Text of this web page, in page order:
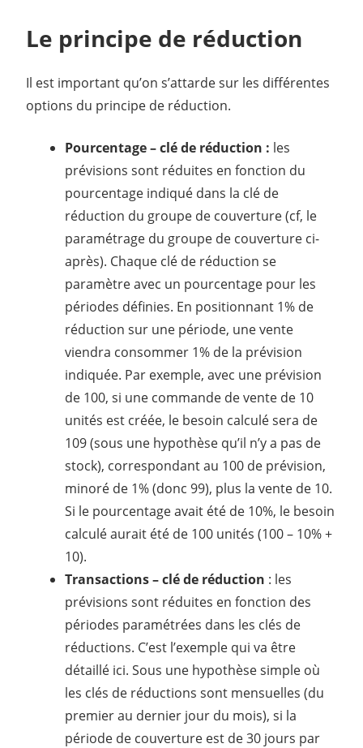
Le principe de réduction
Il est important qu’on s’attarde sur les différentes
options du principe de réduction.
Pourcentage – clé de réduction : les
prévisions sont réduites en fonction du
pourcentage indiqué dans la clé de
réduction du groupe de couverture (cf, le
paramétrage du groupe de couverture ci-
après). Chaque clé de réduction se
paramètre avec un pourcentage pour les
périodes définies. En positionnant 1% de
réduction sur une période, une vente
viendra consommer 1% de la prévision
indiquée. Par exemple, avec une prévision
de 100, si une commande de vente de 10
unités est créée, le besoin calculé sera de
109 (sous une hypothèse qu’il n’y a pas de
stock), correspondant au 100 de prévision,
minoré de 1% (donc 99), plus la vente de 10.
Si le pourcentage avait été de 10%, le besoin
calculé aurait été de 100 unités (100 – 10% +
10).
Transactions – clé de réduction : les
prévisions sont réduites en fonction des
périodes paramétrées dans les clés de
réductions. C’est l’exemple qui va être
détaillé ici. Sous une hypothèse simple où
les clés de réductions sont mensuelles (du
premier au dernier jour du mois), si la
période de couverture est de 30 jours par